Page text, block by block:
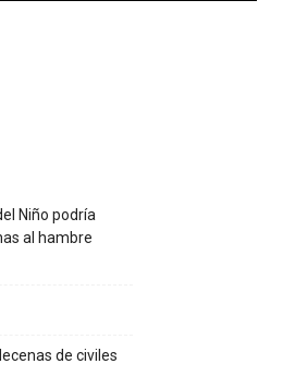
Niño podría
al hambre
de civiles